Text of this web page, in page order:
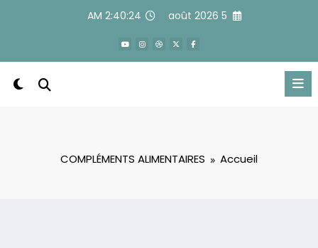
5 août 2026
2:40:25 AM
Accueil
COMPLÉMENTS ALIMENTAIRES